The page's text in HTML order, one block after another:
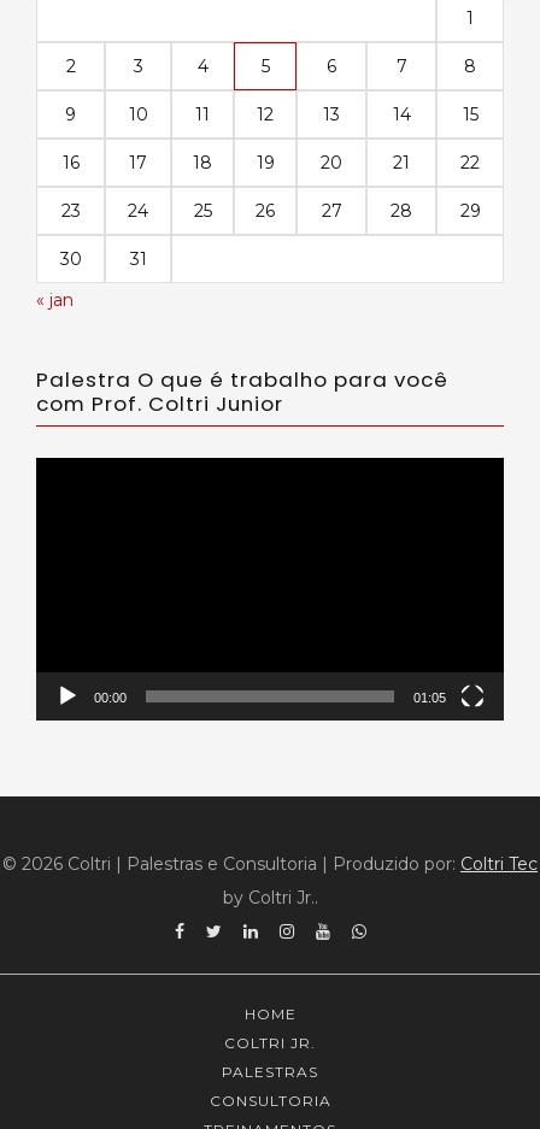
1
2 3 4 5 6 7 8
9 10 11 12 13 14 15
16 17 18 19 20 21 22
23 24 25 26 27 28 29
30
31
« jan
Palestra O que é trabalho para você
com Prof. Coltri Junior
00:00 01:05
© 2026 Coltri | Palestras e Consultoria | Produzido por: Coltri Tec
by Coltri Jr..
Facebook
TwitterLinkedinInstagram
YouTubeWhatsApp
HOME
COLTRI JR.
PALESTRAS
CONSULTORIA